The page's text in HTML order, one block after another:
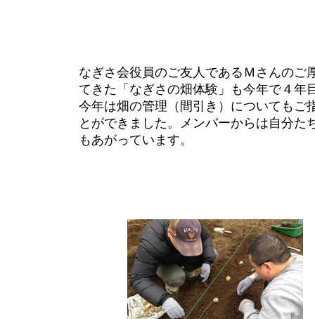
なぎさ会役員のご友人であるＭさんの
てきた「なぎさの畑体験」も今年で４年
今年は畑の管理（間引き）についても
とができました。メンバーからは自分
もあがっています。